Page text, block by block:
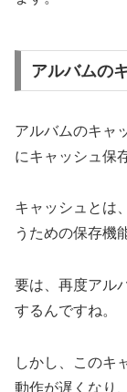
アルバムの
アルバムのキャ
にキャッシュ保
キャッシュとは
うための保存機
要は、再度アル
するんですね。
しかし、このキ
動作が遅くなり